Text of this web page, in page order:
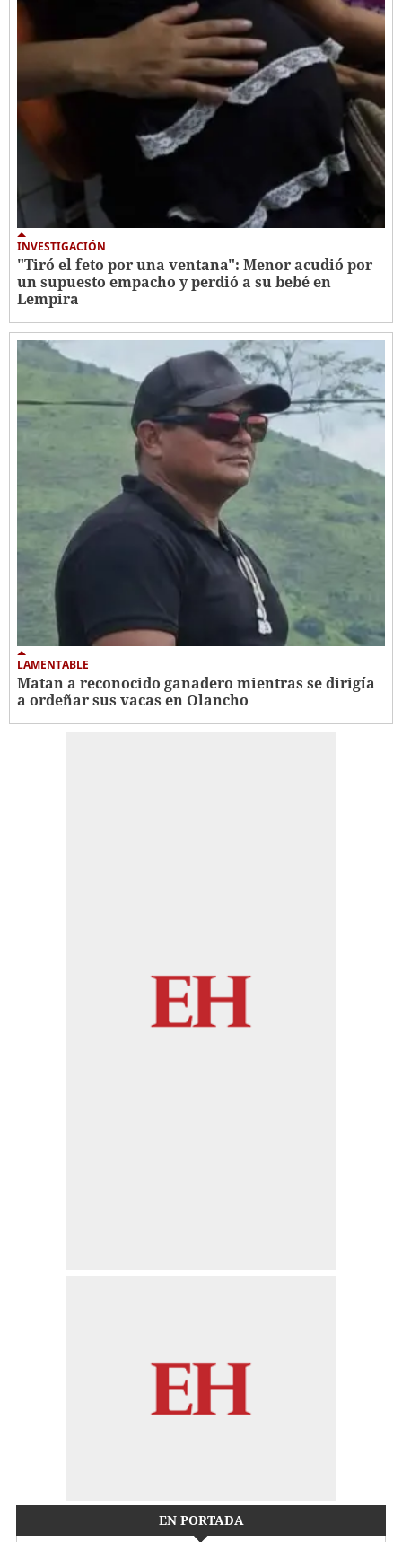
INVESTIGACIÓN
"Tiró el feto por una ventana": Menor acudió por
un supuesto empacho y perdió a su bebé en
Lempira
LAMENTABLE
Matan a reconocido ganadero mientras se dirigía
a ordeñar sus vacas en Olancho
EN PORTADA